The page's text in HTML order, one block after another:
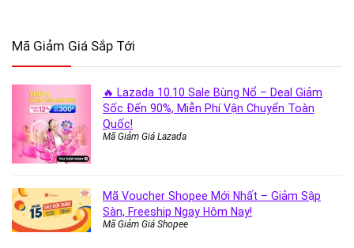
Mã Giảm Giá Sắp Tới
🔥 Lazada 10.10 Sale Bùng Nổ – Deal Giảm
Sốc Đến 90%, Miễn Phí Vận Chuyển Toàn
Quốc!
Mã Giảm Giá Lazada
Mã Voucher Shopee Mới Nhất – Giảm Sập
Sàn, Freeship Ngay Hôm Nay!
Mã Giảm Giá Shopee